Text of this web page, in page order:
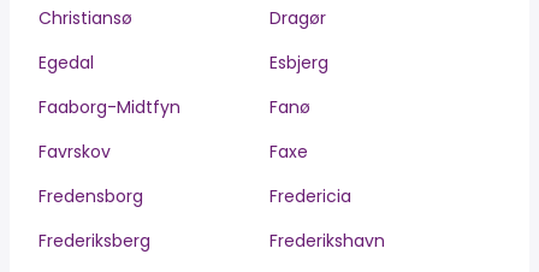
Christiansø
Dragør
Egedal
Esbjerg
Faaborg-Midtfyn
Fanø
Favrskov
Faxe
Fredensborg
Fredericia
Frederiksberg
Frederikshavn